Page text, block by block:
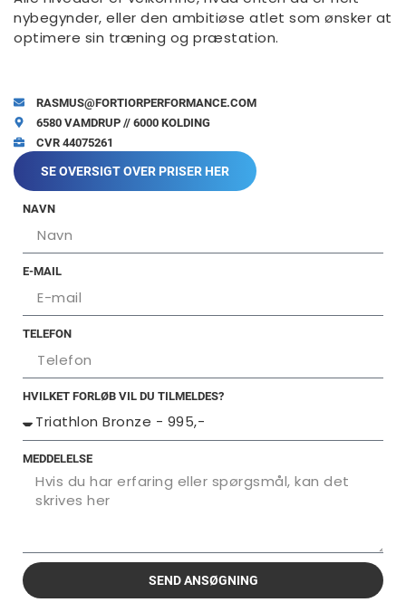
nybegynder, eller den ambitiøse atlet som ønsker at
optimere sin træning og præstation.
RASMUS@FORTIORPERFORMANCE.COM
6580 VAMDRUP // 6000 KOLDING
CVR 44075261
SE OVERSIGT OVER PRISER HER
NAVN
E-MAIL
TELEFON
HVILKET FORLØB VIL DU TILMELDES?
MEDDELELSE
SEND ANSØGNING